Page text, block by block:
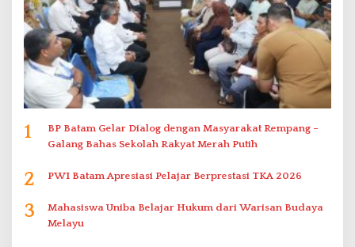
1
BP Batam Gelar Dialog dengan Masyarakat Rempang –
Galang Bahas Sekolah Rakyat Merah Putih
2 PWI Batam Apresiasi Pelajar Berprestasi TKA 2026
3
Mahasiswa Uniba Belajar Hukum dari Warisan Budaya
Melayu